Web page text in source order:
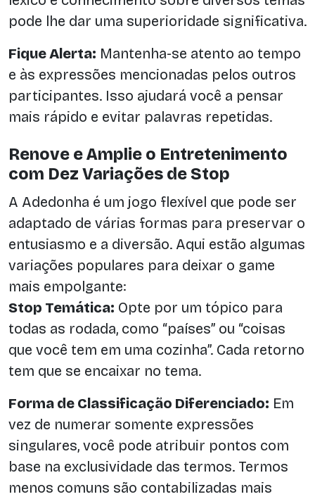
pode lhe dar uma superioridade significativa.
Fique Alerta: Mantenha-se atento ao tempo
e às expressões mencionadas pelos outros
participantes. Isso ajudará você a pensar
mais rápido e evitar palavras repetidas.
Renove e Amplie o Entretenimento
com Dez Variações de Stop
A Adedonha é um jogo flexível que pode ser
adaptado de várias formas para preservar o
entusiasmo e a diversão. Aqui estão algumas
variações populares para deixar o game
mais empolgante:
Stop Temática: Opte por um tópico para
todas as rodada, como “países” ou “coisas
que você tem em uma cozinha”. Cada retorno
tem que se encaixar no tema.
Forma de Classificação Diferenciado: Em
vez de numerar somente expressões
singulares, você pode atribuir pontos com
base na exclusividade das termos. Termos
menos comuns são contabilizadas mais